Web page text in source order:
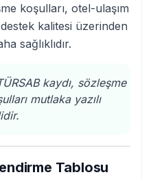
koşulları, otel-ulaşım
kalitesi üzerinden
sağlıklıdır.
kaydı, sözleşme
mutlaka yazılı
Tablosu